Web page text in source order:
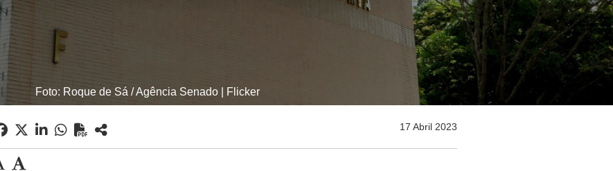
Foto: Roque de Sá / Agência Senado | Flicker
17 Abril 2023